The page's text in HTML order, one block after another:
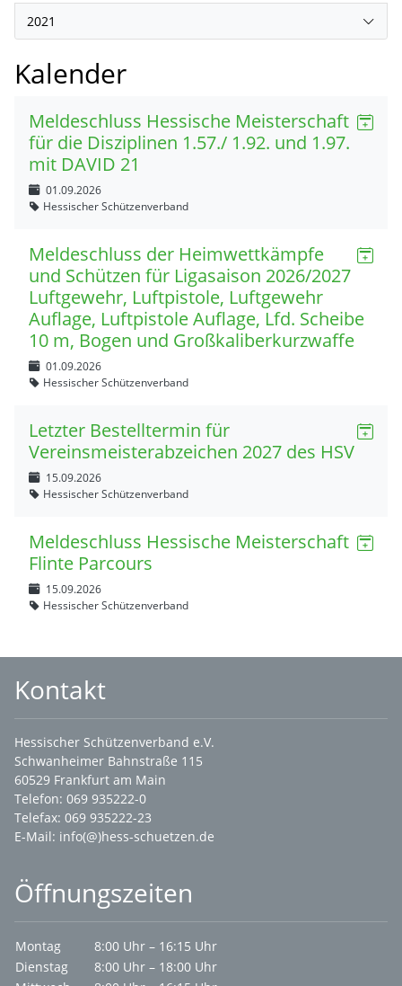
2021
Kalender
Meldeschluss Hessische Meisterschaft
für die Disziplinen 1.57./ 1.92. und 1.97.
mit DAVID 21
01.09.2026
Hessischer Schützenverband
Meldeschluss der Heimwettkämpfe
und Schützen für Ligasaison 2026/2027
Luftgewehr, Luftpistole, Luftgewehr
Auflage, Luftpistole Auflage, Lfd. Scheibe
10 m, Bogen und Großkaliberkurzwaffe
01.09.2026
Hessischer Schützenverband
Letzter Bestelltermin für
Vereinsmeisterabzeichen 2027 des HSV
15.09.2026
Hessischer Schützenverband
Meldeschluss Hessische Meisterschaft
Flinte Parcours
15.09.2026
Hessischer Schützenverband
Kontakt
Hessischer Schützenverband e.V.
Schwanheimer Bahnstraße 115
60529 Frankfurt am Main
Telefon: 069 935222-0
Telefax: 069 935222-23
E-Mail: info(@)hess-schuetzen.de
Öffnungszeiten
Montag
8:00 Uhr – 16:15 Uhr
Dienstag
8:00 Uhr – 18:00 Uhr